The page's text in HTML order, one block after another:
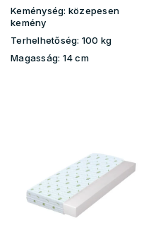
a
Keménység: közepesen
kemény
Terhelhetőség: 100 kg
Magasság: 14 cm